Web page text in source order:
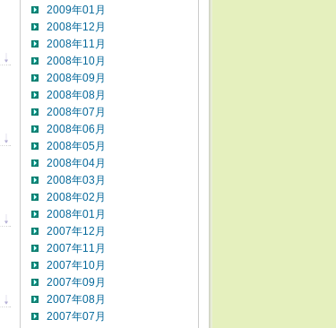
2009年01月
2008年12月
2008年11月
2008年10月
2008年09月
2008年08月
2008年07月
2008年06月
2008年05月
2008年04月
2008年03月
2008年02月
2008年01月
2007年12月
2007年11月
2007年10月
2007年09月
2007年08月
2007年07月